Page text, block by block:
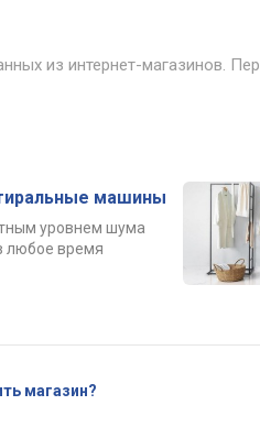
из интернет-магазинов.
машины
уровнем шума
любое время
магазин?